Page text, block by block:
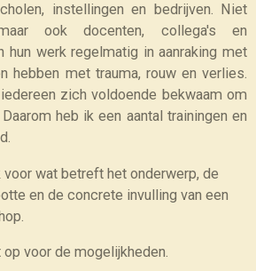
instellingen en bedrijven. Niet
ook docenten, collega's en
hun werk regelmatig in aanraking met
hebben met trauma, rouw en verlies.
zich voldoende bekwaam om
heb ik een aantal trainingen en
wat betreft het onderwerp, de
en de concrete invulling van een
voor de mogelijkheden.